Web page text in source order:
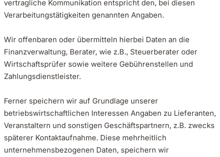
vertragliche Kommunikation entspricht den, bei diesen
Verarbeitungstätigkeiten genannten Angaben.
Wir offenbaren oder übermitteln hierbei Daten an die
Finanzverwaltung, Berater, wie z.B., Steuerberater oder
Wirtschaftsprüfer sowie weitere Gebührenstellen und
Zahlungsdienstleister.
Ferner speichern wir auf Grundlage unserer
betriebswirtschaftlichen Interessen Angaben zu Lieferanten,
Veranstaltern und sonstigen Geschäftspartnern, z.B. zwecks
späterer Kontaktaufnahme. Diese mehrheitlich
unternehmensbezogenen Daten, speichern wir